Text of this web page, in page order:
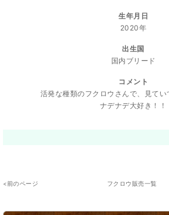
生年月日
2020年
出生国
国内ブリード
コメント
活発な種類のフクロウさんで、見てい
ナデナデ大好き！！
<前のページ フクロウ販売一覧